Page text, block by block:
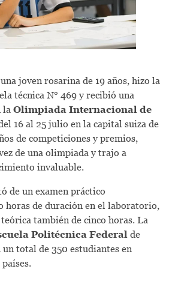
joven rosarina de 19 años, hizo la
técnica N° 469 y recibió una
la Olimpiada Internacional de
16 al 25 julio en la capital suiza de
de competiciones y premios,
de una olimpiada y trajo a
invaluable.
de un examen práctico
horas de duración en el laboratorio,
también de cinco horas. La
Politécnica Federal de
total de 350 estudiantes en